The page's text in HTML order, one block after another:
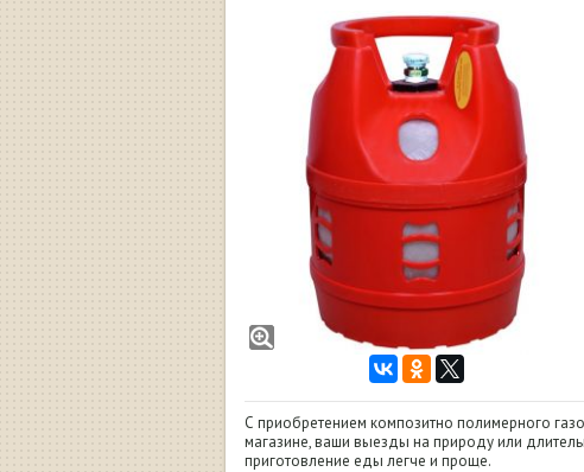
С приобретением композитно полимерного
магазине, ваши выезды на природу или
приготовление еды легче и проще.